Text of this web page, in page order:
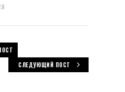
СЛЕДУЮЩИЙ ПОСТ